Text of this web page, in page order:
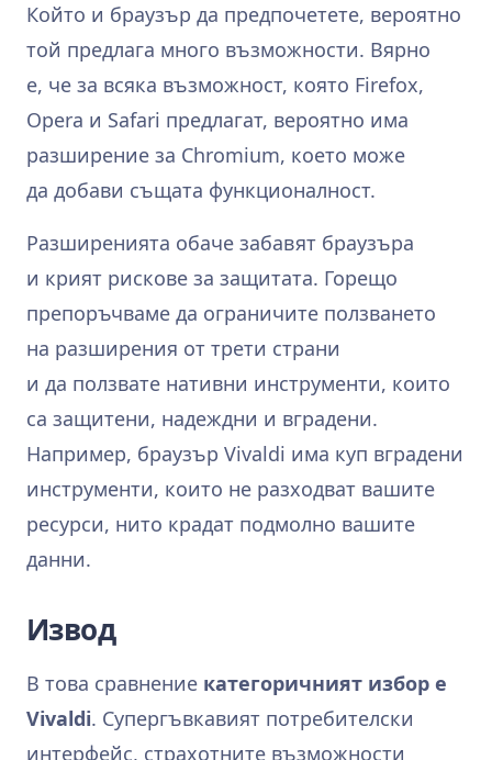
Който и браузър да предпочетете, вероятно
той предлага много възможности. Вярно
е, че за всяка възможност, която Firefox,
Opera и Safari предлагат, вероятно има
разширение за Chromium, което може
да добави същата функционалност.
Разширенията обаче забавят браузъра
и крият рискове за защитата. Горещо
препоръчваме да ограничите ползването
на разширения от трети страни
и да ползвате нативни инструменти, които
са защитени, надеждни и вградени.
Например, браузър Vivaldi има куп вградени
инструменти, които не разходват вашите
ресурси, нито крадат подмолно вашите
данни.
Извод
В това сравнение категоричният избор е
Vivaldi. Супергъвкавият потребителски
интерфейс, страхотните възможности